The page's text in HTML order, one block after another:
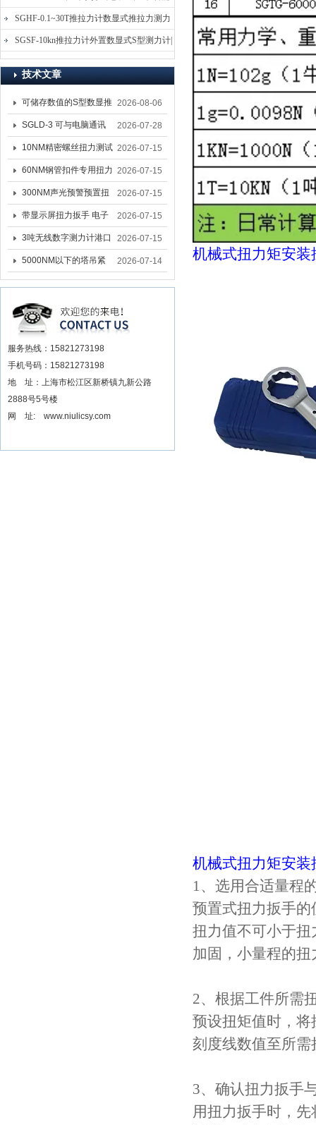
电子式压力测力计
SGHF-0.1~30T推拉力计数显式推拉力测力
计-数字拉压力双向测力仪
SGSF-10kn推拉力计外置数显式S型测力计|
手持连线式拉压力计
技术文章
可储存数值的S型数显推
拉力计 SGSF-100外置
式测力计
2026-08-06
SGLD-3 可与电脑通讯
的无线测力计 0.03-3T化
工行业用遥控式推拉力
计
2026-07-28
10NM精密螺丝扭力测试
专用扭矩扳手,产线质检
螺丝扭力专用扳手厂家
2026-07-15
60NM钢管扣件专用扭力
扳手 脚手架扭力检测扳
手 工地扣件扭矩扳手品
牌
2026-07-15
300NM声光预警预置扭
力扳手 工业紧固专用数
显扭力工具厂家
2026-07-15
带显示屏扭力扳手 电子
数显扭力扳手 20NM精
准可调力矩扳手品牌
2026-07-15
3吨无线数字测力计港口
吊装专用
2026-07-15
5000NM以下的塔吊紧
固大扭力电动扳手 塔机
安装电动扳手厂家
2026-07-14
服务热线：15821273198
手机号码：15821273198
地 址：上海市松江区新桥镇九新公路
2888号5号楼
网 址: www.niulicsy.com
机械式扭力矩安装
机械式扭力矩安装
1、选用合适量程
预置式扭力扳手
扭力值不可小于
加固，小量程的
2、根据工件所需
预设扭矩值时，
刻度线数值至所
3、确认扭力扳手
用扭力扳手时，